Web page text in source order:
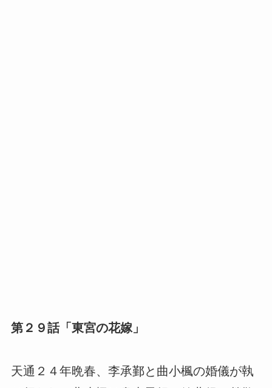
第２９話「東宮の花嫁」
天通２４年晩春、李承鄞と曲小楓の婚儀が執